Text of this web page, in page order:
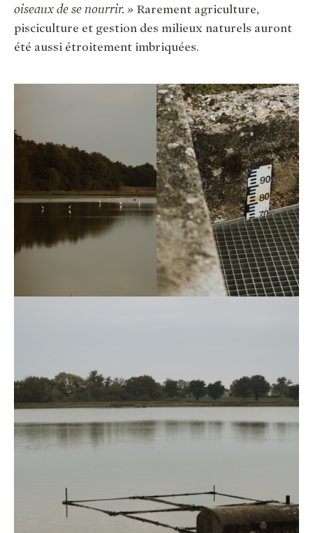
oiseaux de se nourrir. » Rarement agriculture,
pisciculture et gestion des milieux naturels auront
été aussi étroitement imbriquées.